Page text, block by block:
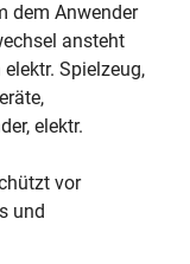
dem Anwender
ansteht
Spielzeug,
elektr.
vor
und